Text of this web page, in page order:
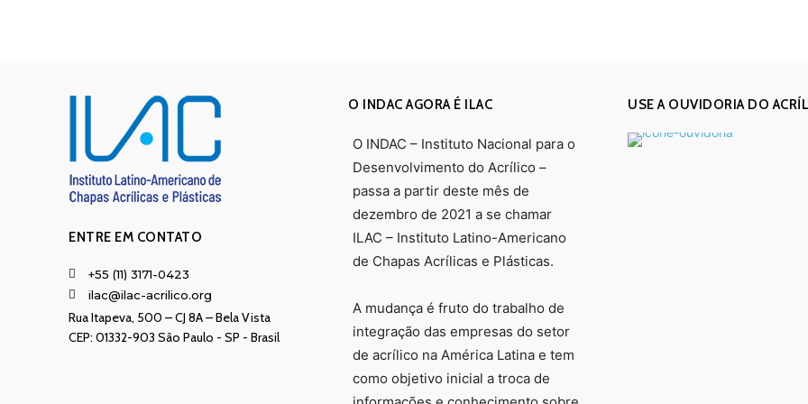
ENTRE EM CONTATO
+55 (11) 3171-0423
ilac@ilac-acrilico.org
Rua Itapeva, 500 – CJ 8A – Bela Vista
CEP: 01332-903 Sâo Paulo - SP - Brasil
O INDAC AGORA É ILAC
O INDAC – Instituto Nacional para o
Desenvolvimento do Acrílico –
passa a partir deste mês de
dezembro de 2021 a se chamar
ILAC – Instituto Latino-Americano
de Chapas Acrílicas e Plásticas.
A mudança é fruto do trabalho de
integração das empresas do setor
de acrílico na América Latina e tem
como objetivo inicial a troca de
USE A OUVIDORIA DO